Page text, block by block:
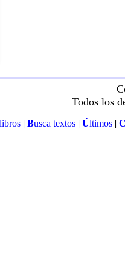
Todos los
| Busca textos| Últimos|